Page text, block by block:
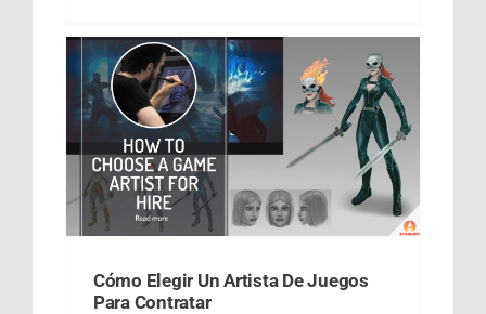
Cómo Elegir Un Artista De Juegos
Para Contratar